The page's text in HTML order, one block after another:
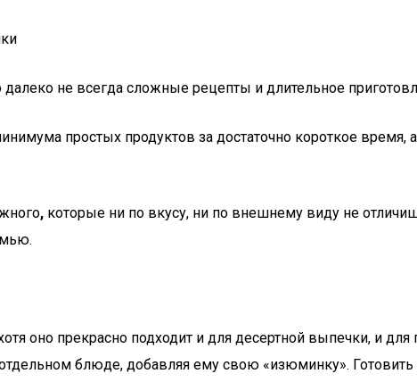
не всегда сложные рецепты и длительное
простых продуктов за достаточно короткое
, которые ни по вкусу, ни по внешнему виду не
оно прекрасно подходит и для десертной выпечки, и
блюде, добавляя ему свою «изюминку».